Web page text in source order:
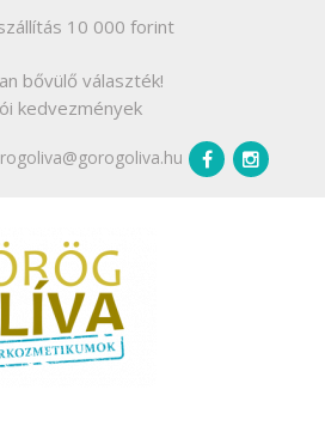
10 000 forint
bővülő választék!
kedvezmények